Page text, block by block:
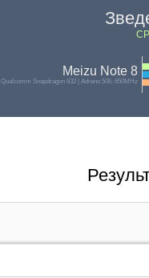
Meizu Note 8
Qualcomm Snapdragon 632 | Adreno 506, 650MHz